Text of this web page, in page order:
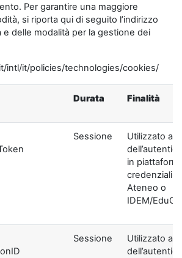
Per garantire una maggiore
si riporta qui di seguito l’indirizzo
e delle modalità per la gestione dei
intl/it/policies/technologies/cookies/
Durata Finalità
Sessione
Utilizzato ai
in
credenziali di
Ateneo o
IDEM/
Sessione
Utilizzato ai